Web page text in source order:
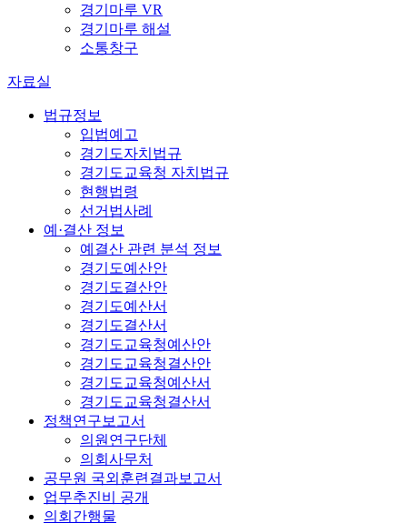
경기마루 VR
경기마루 해설
소통창구
자료실
법규정보
입법예고
경기도자치법규
경기도교육청 자치법규
현행법령
선거법사례
예·결산 정보
예결산 관련 분석 정보
경기도예산안
경기도결산안
경기도예산서
경기도결산서
경기도교육청예산안
경기도교육청결산안
경기도교육청예산서
경기도교육청결산서
정책연구보고서
의원연구단체
의회사무처
공무원 국외훈련결과보고서
업무추진비 공개
의회간행물